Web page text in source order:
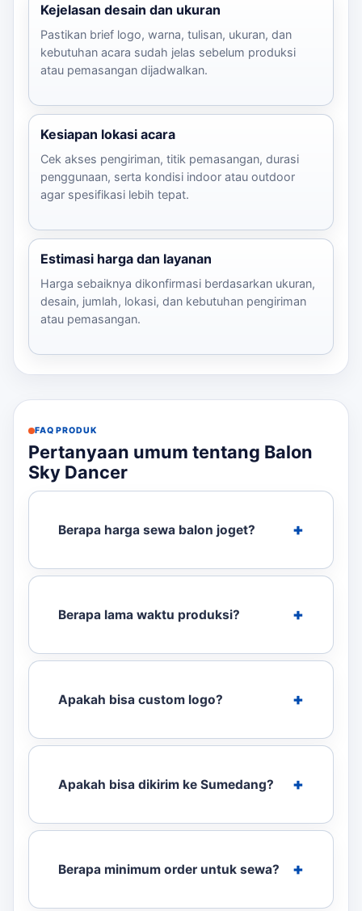
Kejelasan desain dan ukuran
Pastikan brief logo, warna, tulisan, ukuran, dan
kebutuhan acara sudah jelas sebelum produksi
atau pemasangan dijadwalkan.
Kesiapan lokasi acara
Cek akses pengiriman, titik pemasangan, durasi
penggunaan, serta kondisi indoor atau outdoor
agar spesifikasi lebih tepat.
Estimasi harga dan layanan
Harga sebaiknya dikonfirmasi berdasarkan ukuran,
desain, jumlah, lokasi, dan kebutuhan pengiriman
atau pemasangan.
FAQ PRODUK
Pertanyaan umum tentang Balon
Sky Dancer
Berapa harga sewa balon joget?
Berapa lama waktu produksi?
Apakah bisa custom logo?
Apakah bisa dikirim ke Sumedang?
Berapa minimum order untuk sewa?